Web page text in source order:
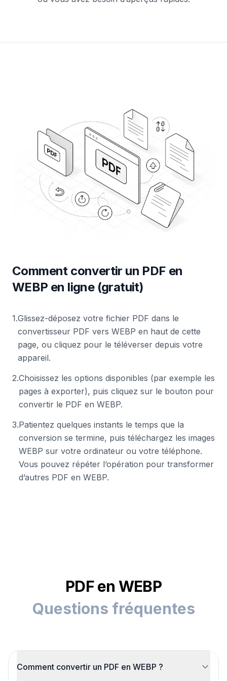
Comment convertir un PDF en
WEBP en ligne (gratuit)
1.Glissez-déposez votre fichier PDF dans le
convertisseur PDF vers WEBP en haut de cette
page, ou cliquez pour le téléverser depuis votre
appareil.
2.Choisissez les options disponibles (par exemple les
pages à exporter), puis cliquez sur le bouton pour
convertir le PDF en WEBP.
3.Patientez quelques instants le temps que la
conversion se termine, puis téléchargez les images
WEBP sur votre ordinateur ou votre téléphone.
Vous pouvez répéter l’opération pour transformer
d’autres PDF en WEBP.
PDF en WEBP
Questions fréquentes
Comment convertir un PDF en WEBP ?